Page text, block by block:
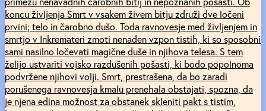
koncu življenja Smrt v vsakem živem bitju združi dve ločeni
prvini; telo in čarobno dušo. Toda ravnovesje med življenjem in
smrtjo v Inkremateri zmoti nenaden vzpon tistih, ki so sposobni
sami nasilno ločevati magične duše in njihova telesa. S tem
želijo ustvariti vojsko razdušenih pošasti, ki bodo popolnoma
podvržene njihovi volji. Smrt, prestrašena, da bo zaradi
porušenega ravnovesja kmalu prenehala obstajati, spozna, da
je njena edina možnost za obstanek skleniti pakt s tistim,